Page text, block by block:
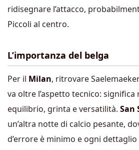
ridisegnare l’attacco,
Piccoli al centro.
L’importanza del belga
Per il Milan, ritrovare
va oltre l’aspetto tecnico:
equilibrio, grinta e versatilità. San
un’altra notte di calcio pesante,
d’errore è minimo e ogni